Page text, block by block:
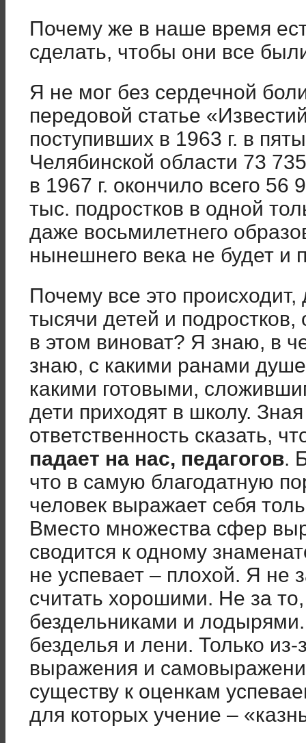
Почему же в наше время
сделать, чтобы они все
Я не мог без сердечной
передовой статье
поступивших в 1963 г. в
Челябинской области 73
в 1967 г. окончило всего
тыс. подростков в одной
даже восьмилетнего
нынешнего века не будет и
Почему все это происходит,
тысячи детей и
в этом виноват? Я знаю, в
знаю, с какими ранами
какими готовыми,
дети приходят в школу.
ответственность сказать,
падает на нас, педагогов.
что в самую благодатную
человек выражает себя
Вместо множества сфер
сводится к одному
не успевает – плохой. Я не
считать хорошими. Не за
бездельниками и
безделья и лени. Только из-
выражения и
существу к оценкам
для которых учение –